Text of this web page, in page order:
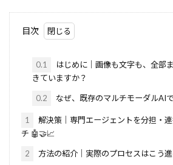
目次
0.1
はじめに｜画像も文字も、全部
きていますか？
0.2 なぜ、既存のマルチモーダルAI
1
解決策｜専門エージェントを分担・
チ 🤖🤝📈
2 方法の紹介｜実際のプロセスはこう